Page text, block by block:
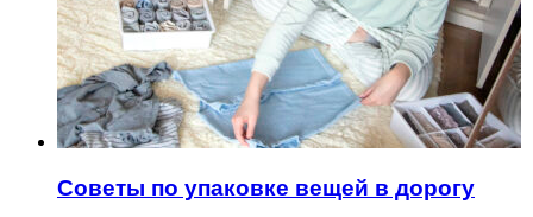
Советы по упаковке вещей в дорогу